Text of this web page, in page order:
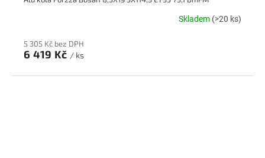
Skladem (>20 ks)
5 305 Kč bez DPH
6 419 Kč / ks